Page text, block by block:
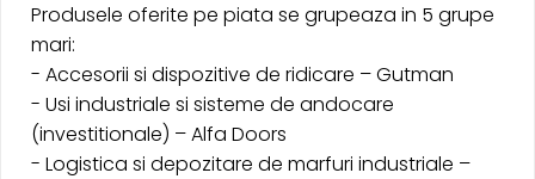
Produsele oferite pe piata se grupeaza in 5 grupe
mari:
- Accesorii si dispozitive de ridicare – Gutman
- Usi industriale si sisteme de andocare
(investitionale) – Alfa Doors
- Logistica si depozitare de marfuri industriale –